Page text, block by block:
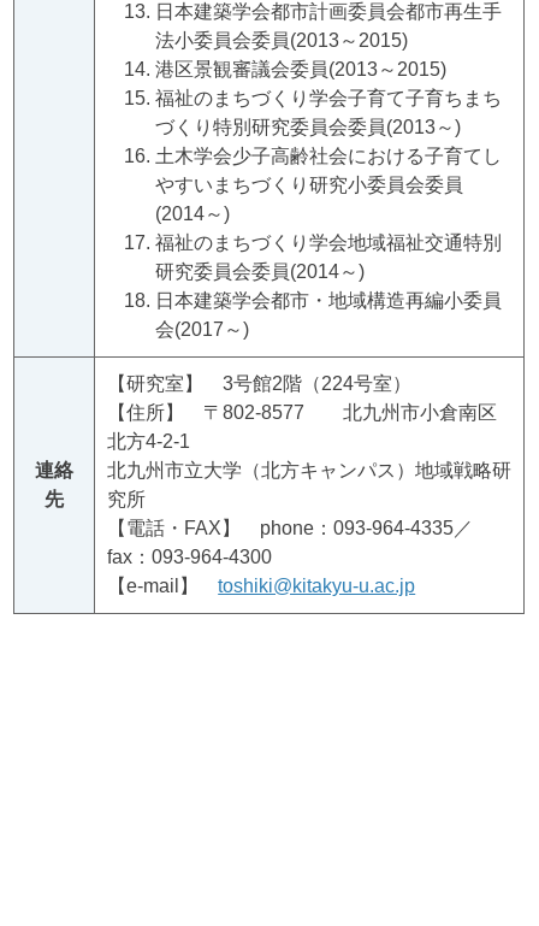
日本建築学会都市計画委員会都市再生手
法小委員会委員(2013～2015)
港区景観審議会委員(2013～2015)
福祉のまちづくり学会子育て子育ちまち
づくり特別研究委員会委員(2013～)
土木学会少子高齢社会における子育てし
やすいまちづくり研究小委員会委員
(2014～)
福祉のまちづくり学会地域福祉交通特別
研究委員会委員(2014～)
日本建築学会都市・地域構造再編小委員
会(2017～)
連絡
先
【研究室】 3号館2階（224号室）
【住所】 〒802-8577 北九州市小倉南区
北方4-2-1
北九州市立大学（北方キャンパス）地域戦略研
究所
【電話・FAX】 phone：093-964-4335／
fax：093-964-4300
【e-mail】toshiki@kitakyu-u.ac.jp